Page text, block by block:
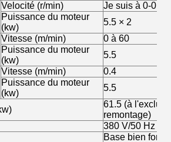
Velocité (r/min)
Je suis à 0-0.6
Puissance du moteur
(kw)
5.5 × 2
Vitesse (m/min)
0 à 60
Puissance du moteur
(kw)
5.5
Vitesse (m/min)
0.4
Puissance du moteur
(kw)
5.5
61.5 (à
remontage)
380 V/50 Hz
Base bien